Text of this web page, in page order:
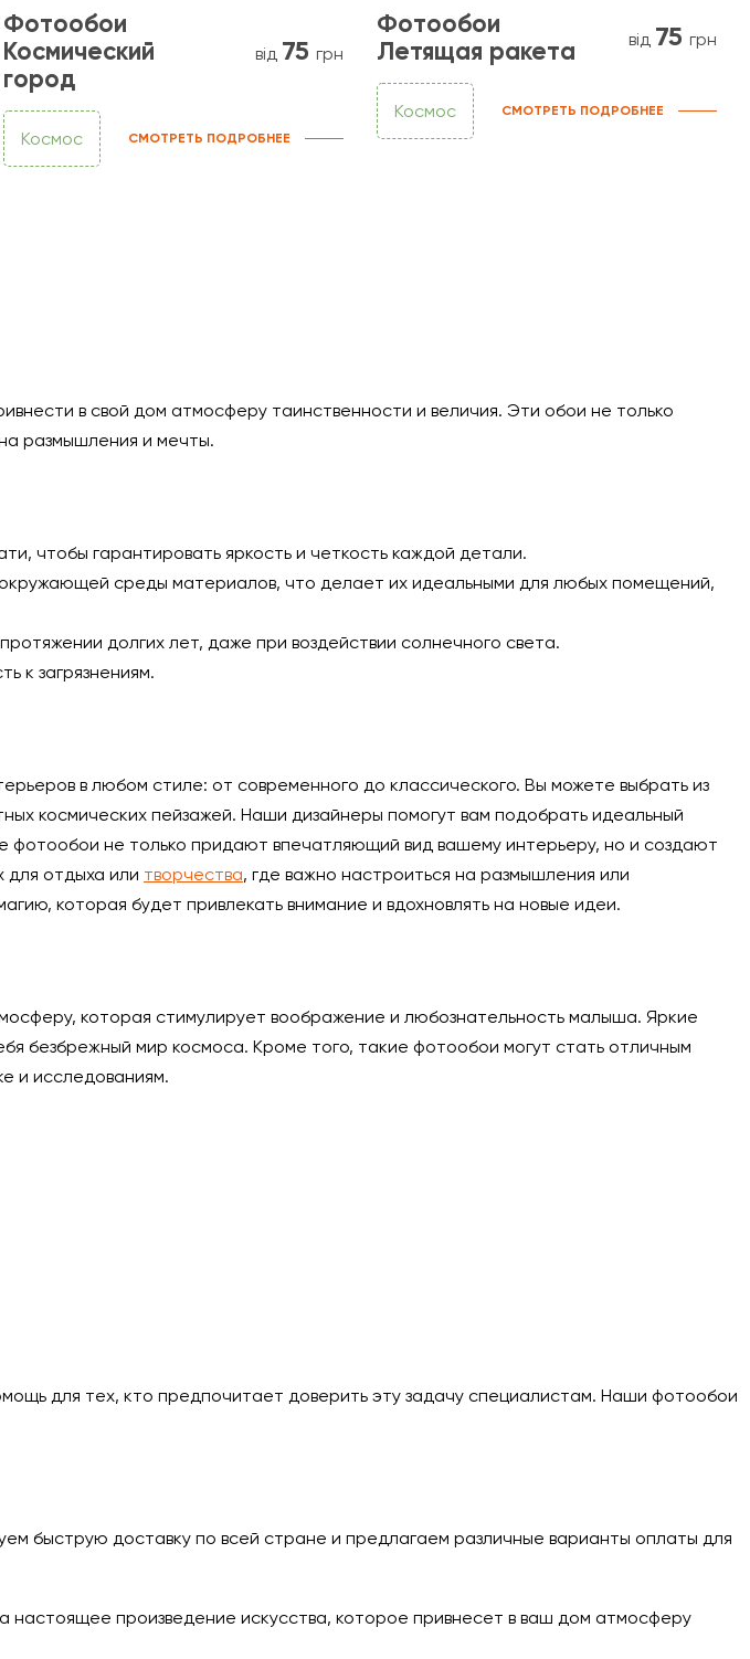
Фотообои
Космический
город
від 75 грн
Космос СМОТРЕТЬ ПОДРОБНЕЕ
Фотообои
Летящая ракета
від 75 грн
Космос СМОТРЕТЬ ПОДРОБНЕЕ
в свой дом атмосферу таинственности и величия. Эти обои не только
размышления и мечты.
чтобы гарантировать яркость и четкость каждой детали.
среды материалов, что делает их идеальными для любых помещений,
долгих лет, даже при воздействии солнечного света.
к загрязнениям.
в любом стиле: от современного до классического. Вы можете выбрать из
космических пейзажей. Наши дизайнеры помогут вам подобрать идеальный
фотообои не только придают впечатляющий вид вашему интерьеру, но и создают
для отдыха или творчества, где важно настроиться на размышления или
которая будет привлекать внимание и вдохновлять на новые идеи.
которая стимулирует воображение и любознательность малыша. Яркие
безбрежный мир космоса. Кроме того, такие фотообои могут стать отличным
и исследованиям.
для тех, кто предпочитает доверить эту задачу специалистам. Наши фотообои
быструю доставку по всей стране и предлагаем различные варианты оплаты для
произведение искусства, которое привнесет в ваш дом атмосферу